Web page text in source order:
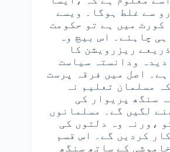
سے غلط ہوگا۔ ویسے
کورٹ میں ہے تو حکومت
چاہئے۔ اس بیچ وہ
ریزرویشن کا
ودانستہ سیاست
اصل میں فرقہ پرست
مسلمان تعلیم نہ
سنگھ پریوار کی
لگیں گے۔ مسلمانوں
،ورنہ وہ دلتوں کی
کردیں گے۔ اس قسم
کے ساتھ سنگھ